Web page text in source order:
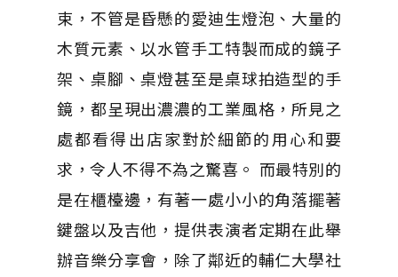
束，不管是昏懸的愛迪生燈泡、大量的
木質元素、以水管手工特製而成的鏡子
架、桌腳、桌燈甚至是桌球拍造型的手
鏡，都呈現出濃濃的工業風格，所見之
處都看得出店家對於細節的用心和要
求，令人不得不為之驚喜。 而最特別的
是在櫃檯邊，有著一處小小的角落擺著
鍵盤以及吉他，提供表演者定期在此舉
辦音樂分享會，除了鄰近的輔仁大學社